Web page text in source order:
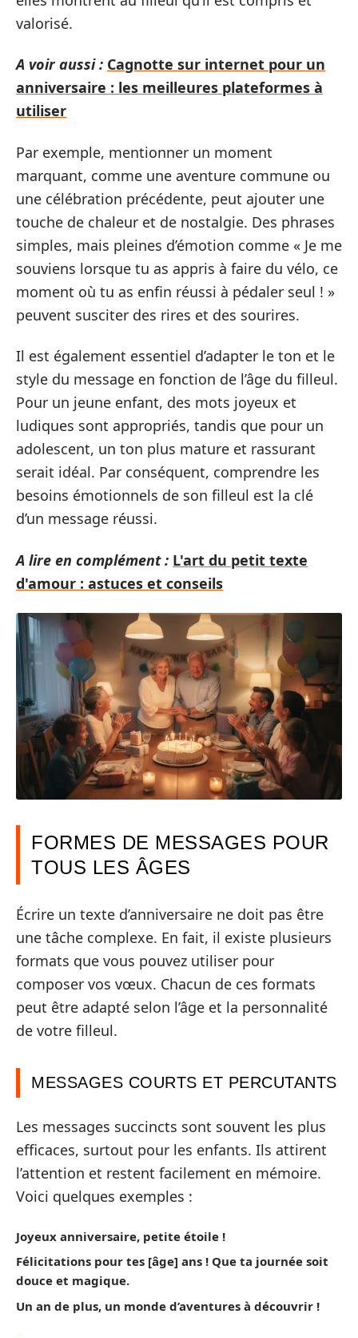
valorisé.
A voir aussi : Cagnotte sur internet pour un
anniversaire : les meilleures plateformes à
utiliser
Par exemple, mentionner un moment
marquant, comme une aventure commune ou
une célébration précédente, peut ajouter une
touche de chaleur et de nostalgie. Des phrases
simples, mais pleines d’émotion comme « Je me
souviens lorsque tu as appris à faire du vélo, ce
moment où tu as enfin réussi à pédaler seul ! »
peuvent susciter des rires et des sourires.
Il est également essentiel d’adapter le ton et le
style du message en fonction de l’âge du filleul.
Pour un jeune enfant, des mots joyeux et
ludiques sont appropriés, tandis que pour un
adolescent, un ton plus mature et rassurant
serait idéal. Par conséquent, comprendre les
besoins émotionnels de son filleul est la clé
d’un message réussi.
A lire en complément : L'art du petit texte
d'amour : astuces et conseils
FORMES DE MESSAGES POUR
TOUS LES ÂGES
Écrire un texte d’anniversaire ne doit pas être
une tâche complexe. En fait, il existe plusieurs
formats que vous pouvez utiliser pour
composer vos vœux. Chacun de ces formats
peut être adapté selon l’âge et la personnalité
de votre filleul.
MESSAGES COURTS ET PERCUTANTS
Les messages succincts sont souvent les plus
efficaces, surtout pour les enfants. Ils attirent
l’attention et restent facilement en mémoire.
Voici quelques exemples :
Joyeux anniversaire, petite étoile !
Félicitations pour tes [âge] ans ! Que ta journée soit
douce et magique.
Un an de plus, un monde d’aventures à découvrir !